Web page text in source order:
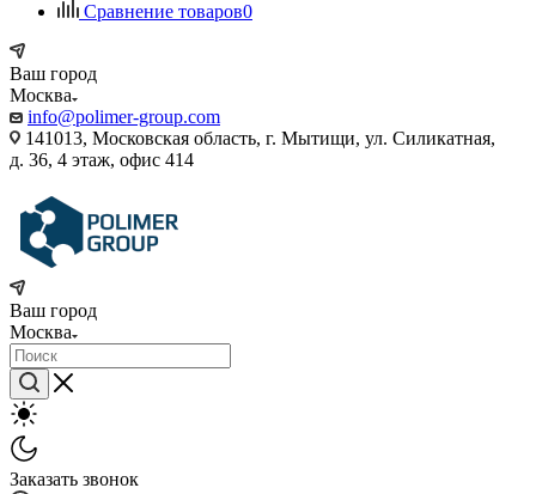
Сравнение товаров0
Ваш город
Москва
info@polimer-group.com
141013, Московская область, г. Мытищи, ул. Силикатная,
д. 36, 4 этаж, офис 414
Ваш город
Москва
Заказать звонок